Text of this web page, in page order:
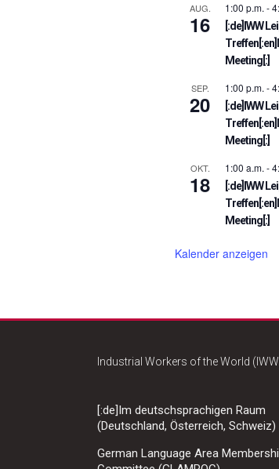
AUG.
16
1:00 p.m. -
[:de]IWW
Meeting[:]
SEP.
20
1:00 p.m. -
[:de]IWW
Meeting[:]
OKT.
18
1:00 a.m. -
[:de]IWW
Meeting[:]
Kalender anzeigen
Industrial Workers of the World
[:de]Im deutschsprachigen Raum
(Deutschland, Österreich, Schweiz)
German Language Area